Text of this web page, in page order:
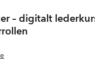
– digitalt